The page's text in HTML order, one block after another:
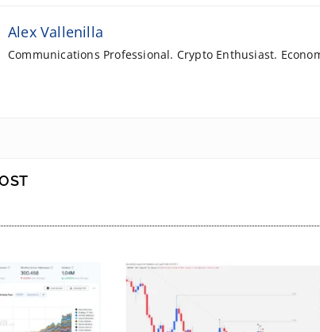
Alex Vallenilla
Communications Professional. Crypto Enthusiast.